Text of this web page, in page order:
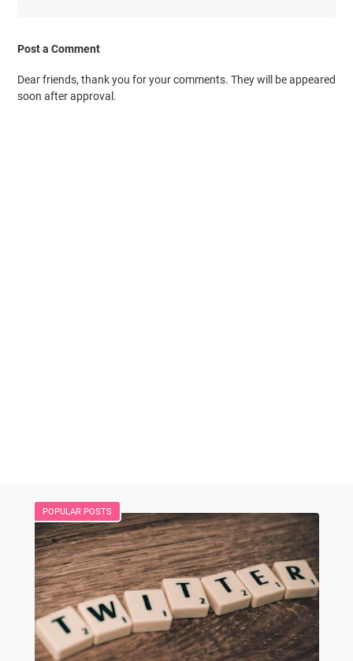
Post a Comment
Dear friends, thank you for your comments. They will be appeared
soon after approval.
POPULAR POSTS